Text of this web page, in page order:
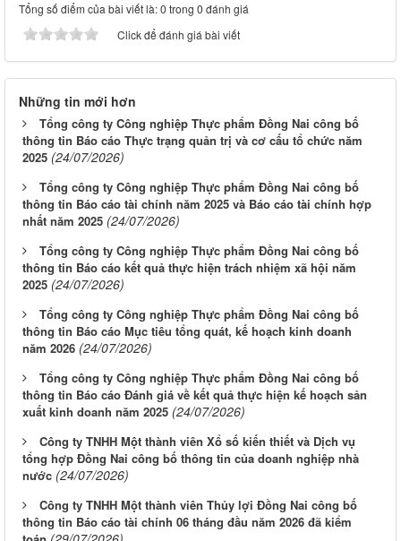
Tổng số điểm của bài viết là: 0 trong 0 đánh giá
Click để đánh giá bài viết
Những tin mới hơn
Tổng công ty Công nghiệp Thực phẩm Đồng Nai công bố
thông tin Báo cáo Thực trạng quản trị và cơ cấu tổ chức năm
2025 (24/07/2026)
Tổng công ty Công nghiệp Thực phẩm Đồng Nai công bố
thông tin Báo cáo tài chính năm 2025 và Báo cáo tài chính hợp
nhất năm 2025 (24/07/2026)
Tổng công ty Công nghiệp Thực phẩm Đồng Nai công bố
thông tin Báo cáo kết quả thực hiện trách nhiệm xã hội năm
2025 (24/07/2026)
Tổng công ty Công nghiệp Thực phẩm Đồng Nai công bố
thông tin Báo cáo Mục tiêu tổng quát, kế hoạch kinh doanh
năm 2026 (24/07/2026)
Tổng công ty Công nghiệp Thực phẩm Đồng Nai công bố
thông tin Báo cáo Đánh giá về kết quả thực hiện kế hoạch sản
xuất kinh doanh năm 2025 (24/07/2026)
Công ty TNHH Một thành viên Xổ số kiến thiết và Dịch vụ
tổng hợp Đồng Nai công bố thông tin của doanh nghiệp nhà
nước (24/07/2026)
Công ty TNHH Một thành viên Thủy lợi Đồng Nai công bố
thông tin Báo cáo tài chính 06 tháng đầu năm 2026 đã kiểm